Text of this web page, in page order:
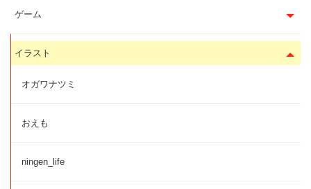
ゲーム
イラスト
オガワナツミ
おえも
ningen_life